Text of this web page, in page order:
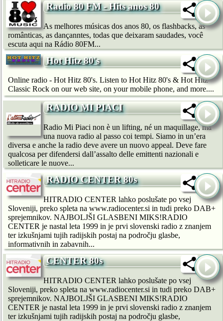
Radio 80 FM - Hits anos 80
As melhores músicas dos anos 80, os flashbacks, as
românticas, as dançanntes, todas que deixaram saudades, você
escuta aqui na Rádio 80FM...
Hot Hitz 80's
Online radio - Hot Hitz 80's. Listen to Hot Hitz 80's & Hot Hitz
Classic Rock on our web site, on your mobile phone, and more....
RADIO MI PIACI
Radio Mi Piaci non è un lifting, né un maquillage, ma
una nuova radio al passo coi tempi. Siamo in un’era
diversa e anche la radio deve avere un nuovo appeal. Deve fare
qualcosa per difendersi dall’assalto delle emittenti nazionali e
solleticare le nuove...
RADIO CENTER 80s
HITRADIO CENTER lahko poslušate po vsej
Sloveniji, preko spleta na www.radiocenter.si in tudi preko DAB+
sprejemnikov. NAJBOLJŠI GLASBENI MIKS!RADIO
CENTER je nastal leta 1999 in je prvi slovenski radio z znanjem
ter izkušnjami tujih radijskih postaj na področju glasbe,
informativnih in zabavnih...
CENTER 80s
HITRADIO CENTER lahko poslušate po vsej
Sloveniji, preko spleta na www.radiocenter.si in tudi preko DAB+
sprejemnikov. NAJBOLJŠI GLASBENI MIKS!RADIO
CENTER je nastal leta 1999 in je prvi slovenski radio z znanjem
ter izkušnjami tujih radijskih postaj na področju glasbe,